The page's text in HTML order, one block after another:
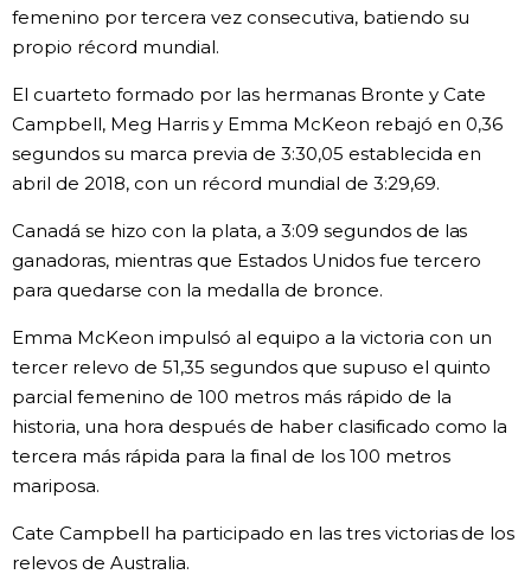
Vídeos e imágenes
En profundidad
Más
Noticias
Datos de Japón
Fragmentos de Japón
Gente
official SNS
femenino por tercera vez consecutiva, batiendo su
propio récord mundial.
El cuarteto formado por las hermanas Bronte y Cate
Campbell, Meg Harris y Emma McKeon rebajó en 0,36
segundos su marca previa de 3:30,05 establecida en
abril de 2018, con un récord mundial de 3:29,69.
Canadá se hizo con la plata, a 3:09 segundos de las
ganadoras, mientras que Estados Unidos fue tercero
para quedarse con la medalla de bronce.
Emma McKeon impulsó al equipo a la victoria con un
tercer relevo de 51,35 segundos que supuso el quinto
parcial femenino de 100 metros más rápido de la
historia, una hora después de haber clasificado como la
tercera más rápida para la final de los 100 metros
mariposa.
Cate Campbell ha participado en las tres victorias de los
relevos de Australia.